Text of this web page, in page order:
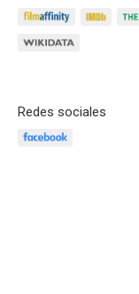
Redes sociales